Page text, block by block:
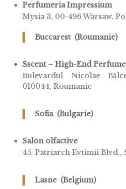
Perfumeria Impressium
Mysia 3, 00-496 Warsaw,
Buccarest (Roumanie)
Sscent – High-End
Bulevardul Nicolae
010044, Roumanie
Sofia (Bulgarie)
Salon olfactive
45, Patriarch Evtimii Blvd.,
Lasne (Belgium)